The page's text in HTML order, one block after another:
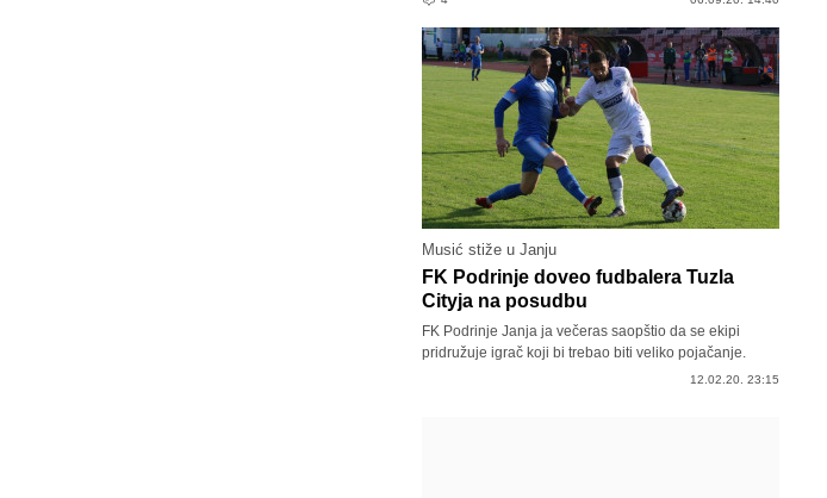
Musić stiže u Janju
FK Podrinje doveo fudbalera Tuzla
Cityja na posudbu
FK Podrinje Janja ja večeras saopštio da se ekipi
pridružuje igrač koji bi trebao biti veliko pojačanje.
12.02.20. 23:15